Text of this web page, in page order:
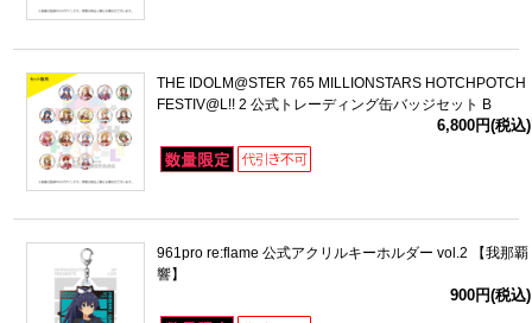
THE IDOLM@STER 765 MILLIONSTARS HOTCHPOTCH
FESTIV@L!! 2 公式トレーディング缶バッジセット B
6,800円(税込)
961pro re:flame 公式アクリルキーホルダー vol.2 【我那覇
響】
900円(税込)